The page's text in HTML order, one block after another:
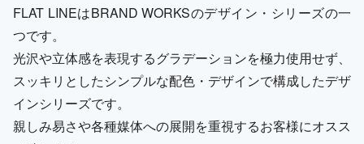
FLAT LINEはBRAND WORKSのデザイン・シリーズの一
つです。
光沢や立体感を表現するグラデーションを極力使用せず、
スッキリとしたシンプルな配色・デザインで構成したデザ
インシリーズです。
親しみ易さや各種媒体への展開を重視するお客様にオスス